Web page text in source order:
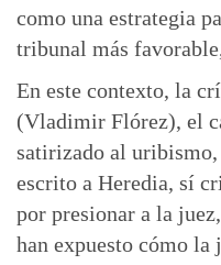
como una estrategia
tribunal más
En este contexto, la
(Vladimir Flórez), el
satirizado al uribismo,
escrito a Heredia, sí
por presionar a la
han expuesto cómo la